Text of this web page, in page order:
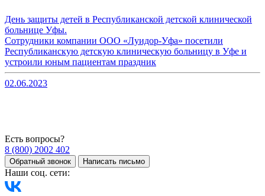
День защиты детей в Республиканской детской клинической
больнице Уфы.
Сотрудники компании ООО «Луидор-Уфа» посетили
Республиканскую детскую клиническую больницу в Уфе и
устроили юным пациентам праздник
02.06.2023
Есть вопросы?
8 (800) 2002 402
Обратный звонок Написать письмо
Наши соц. сети: